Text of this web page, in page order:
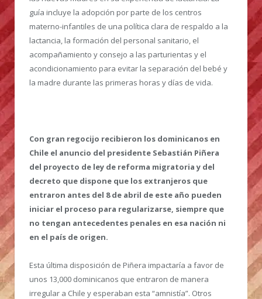
guía incluye la adopción por parte de los centros
materno-infantiles de una política clara de respaldo a la
lactancia, la formación del personal sanitario, el
acompañamiento y consejo a las parturientas y el
acondicionamiento para evitar la separación del bebé y
la madre durante las primeras horas y días de vida.
Con gran regocijo recibieron los dominicanos en
Chile el anuncio del presidente Sebastián Piñera
del proyecto de ley de reforma migratoria y del
decreto que dispone que los extranjeros que
entraron antes del 8 de abril de este año pueden
iniciar el proceso para regularizarse, siempre que
no tengan antecedentes penales en esa nación ni
en el país de origen.
Esta última disposición de Piñera impactaría a favor de
unos 13,000 dominicanos que entraron de manera
irregular a Chile y esperaban esta “amnistía”. Otros